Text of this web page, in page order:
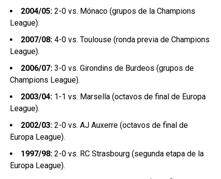
2004/05: 2-0 vs. Mónaco (grupos de la Champions
League).
2007/08: 4-0 vs. Toulouse (ronda previa de Champions
League).
2006/07: 3-0 vs. Girondins de Burdeos (grupos de
Champions League).
2003/04: 1-1 vs. Marsella (octavos de final de Europa
League).
2002/03: 2-0 vs. AJ Auxerre (octavos de final de
Europa League).
1997/98: 2-0 vs. RC Strasbourg (segunda etapa de la
Europa League).